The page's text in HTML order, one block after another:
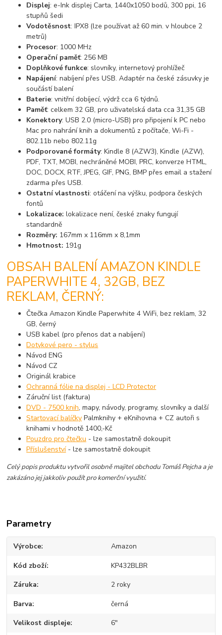
Displej: e-Ink displej Carta, 1440x1050 bodů, 300 ppi, 16
stupňů šedi
Vodotěsnost: IPX8 (lze používat až 60 min. v hloubce 2
metrů)
Procesor: 1000 MHz
Operační paměť: 256 MB
Doplňkové funkce: slovníky, internetový prohlížeč
Napájení: nabíjení přes USB. Adaptér na české zásuvky je
součástí balení
Baterie: vnitřní dobíjecí, výdrž cca 6 týdnů.
Paměť: celkem 32 GB, pro uživatelská data cca 31,35 GB
Konektory: USB 2.0 (micro-USB) pro připojení k PC nebo
Mac pro nahrání knih a dokumentů z počítače, Wi-Fi -
802.11b nebo 802.11g
Podporované formáty: Kindle 8 (AZW3), Kindle (AZW),
PDF, TXT, MOBI, nechráněné MOBI, PRC, konverze HTML,
DOC, DOCX, RTF, JPEG, GIF, PNG, BMP přes email a stažení
zdarma přes USB.
Ostatní vlastnosti: otáčení na výšku, podpora českých
fontů
Lokalizace: lokalizace není, české znaky fungují
standardně
Rozměry: 167mm x 116mm x 8,1mm
Hmotnost: 191g
OBSAH BALENÍ AMAZON KINDLE
PAPERWHITE 4, 32GB, BEZ
REKLAM, ČERNÝ:
Čtečka Amazon Kindle Paperwhite 4 WiFi, bez reklam, 32
GB, černý
USB kabel (pro přenos dat a nabíjení)
Dotykové pero - stylus
Návod ENG
Návod CZ
Originál krabice
Ochranná fólie na displej - LCD Protector
Záruční list (faktura)
DVD - 7500 knih, mapy, návody, programy, slovníky a další
Startovací balíčky Palmknihy + eKnihovna + CZ autoři s
knihami v hodnotě 1400,-Kč
Pouzdro pro čtečku - lze samostatně dokoupit
Příslušenství- lze samostatně dokoupit
Celý popis produktu vytvořil osobně majitel obchodu Tomáš Pejcha a je
zakázáno jej jakkoliv použít pro komerční využití.
Parametry
Výrobce Amazon
Kód zboží KP432BLBR
Záruka 2 roky
Barva černá
Velikost displeje 6"